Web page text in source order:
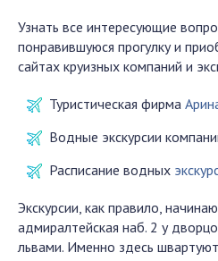
Узнать все интересующие
понравившуюся прогулку и
сайтах круизных компаний и
Туристическая фирма
Водные экскурсии
Расписание водных
Экскурсии, как правило,
адмиралтейская наб. 2 у
львами. Именно здесь